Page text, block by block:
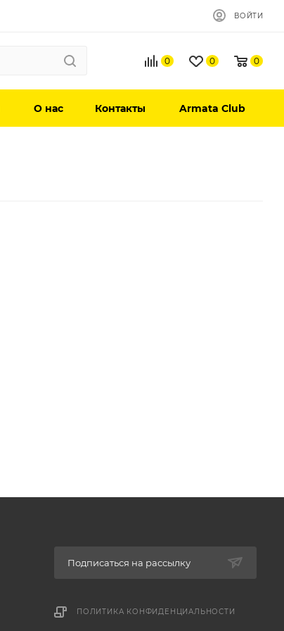
ВОЙТИ
0 0 0
О нас Контакты Armata Club
Подписаться на рассылку
ПОЛИТИКА КОНФИДЕНЦИАЛЬНОСТИ